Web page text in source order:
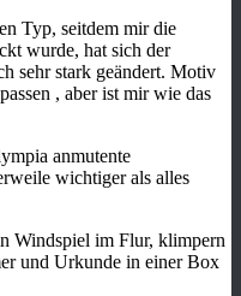
Typ, seitdem mir die
wurde, hat sich der
sehr stark geändert. Motiv
, aber ist mir wie das
anmutente
wichtiger als alles
Windspiel im Flur, klimpern
und Urkunde in einer Box